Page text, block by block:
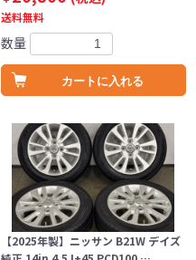
送料無料
数量
カートに入れる
【2025年製】ニッサン B21W デイズ